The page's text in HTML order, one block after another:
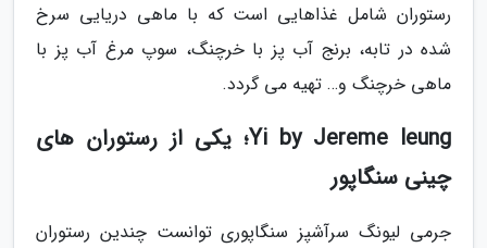
رستوران شامل غذاهایی است که با ماهی دریایی سرخ
شده در تابه، برنج آب پز با خرچنگ، سوپ مرغ آب پز با
ماهی خرچنگ و… تهیه می گردد.
Yi by Jereme leung؛ یکی از رستوران های
چینی سنگاپور
جرمی لیونگ سرآشپز سنگاپوری توانست چندین رستوران